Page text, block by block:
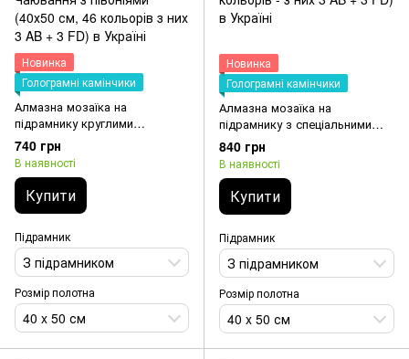
Новинка
Голограмні камінчики
Алмазна мозаїка на
підрамнику круглими
камінчиками з спеціальними
відтінками. Чаювання з
півоніями (40х50 см, 46
кольорів з них 3 AB + 3 FD)
740 грн
В наявності
Купити
Підрамник
З підрамником
Розмір полотна
40 x 50 см
Новинка
Голограмні камінчики
Алмазна мозаїка на
підрамнику з спеціальними
відтінками. Обідня кава (40х50
см, 46 кольорів - з них 3 AB +
3 FD)
840 грн
В наявності
Купити
Підрамник
З підрамником
Розмір полотна
40 x 50 см